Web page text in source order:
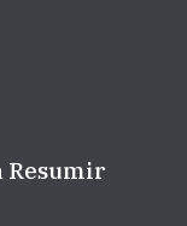
Resumir